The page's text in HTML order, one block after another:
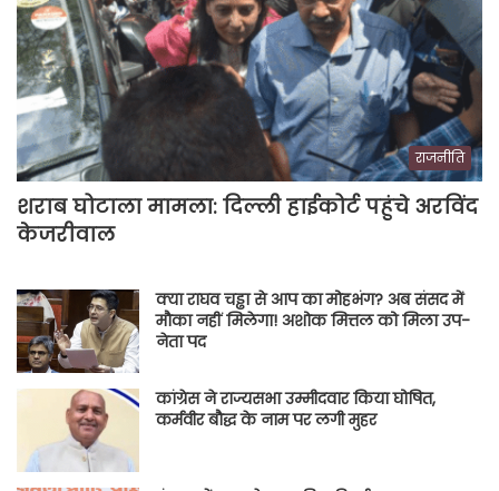
राजनीति
शराब घोटाला मामला: दिल्ली हाईकोर्ट पहुंचे अरविंद
केजरीवाल
क्या राघव चड्ढा से आप का मोहभंग? अब संसद में
मौका नहीं मिलेगा! अशोक मित्तल को मिला उप-
नेता पद
कांग्रेस ने राज्यसभा उम्मीदवार किया घोषित,
कर्मवीर बौद्ध के नाम पर लगी मुहर